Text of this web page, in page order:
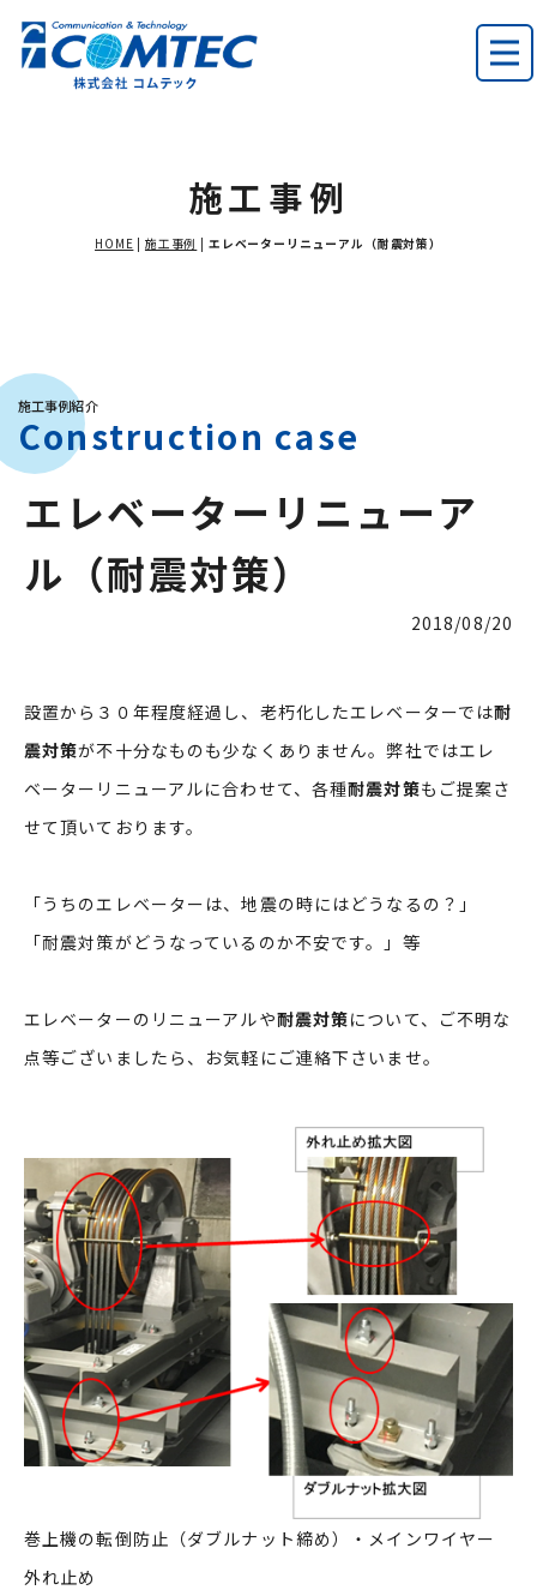
施工事例
HOME 施工事例 エレベーターリニューアル（耐震対策）
施工事例紹介
Construction case
エレベーターリニューア
ル（耐震対策）
2018/08/20
設置から３０年程度経過し、老朽化したエレベーターでは耐
震対策が不十分なものも少なくありません。弊社ではエレ
ベーターリニューアルに合わせて、各種耐震対策もご提案さ
せて頂いております。
「うちのエレベーターは、地震の時にはどうなるの？」
「耐震対策がどうなっているのか不安です。」等
エレベーターのリニューアルや耐震対策について、ご不明な
点等ございましたら、お気軽にご連絡下さいませ。
巻上機の転倒防止（ダブルナット締め）・メインワイヤー
外れ止め